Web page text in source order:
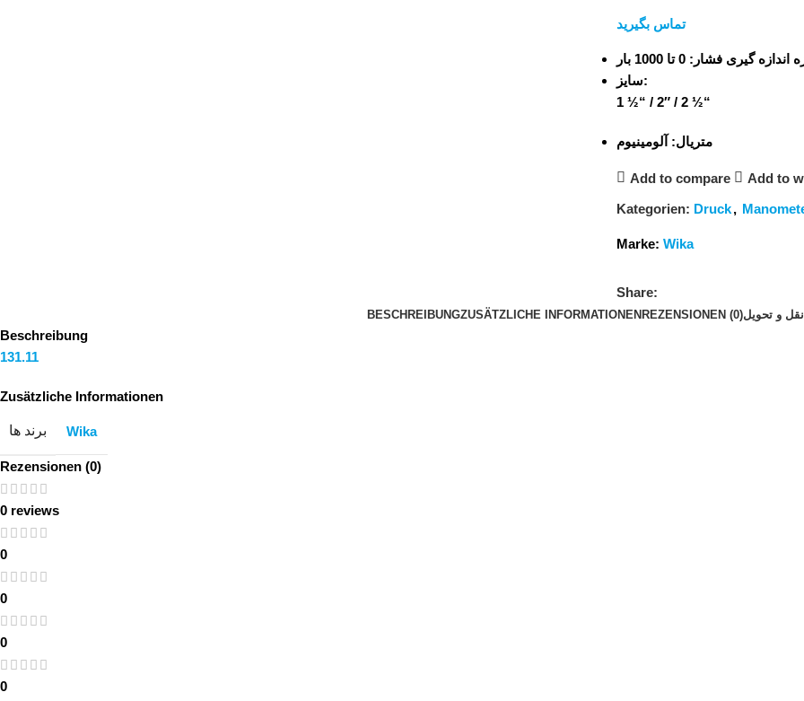
تماس بگیرید
اندازه گیری فشار: 0 تا 1000 بار
سایز:
1 ½“ / 2″ / 2 ½“
متریال: آلومینیوم
Add to compare Add to
Kategorien: Druck,
Marke: Wika
Share:
BESCHREIBUNGZUSÄTZLICHE INFORMATIONEN REZENSIONEN (0)و تحویل
Beschreibung
131.11
Zusätzliche Informationen
برند ها Wika
Rezensionen (0)
0 reviews
0
0
0
0